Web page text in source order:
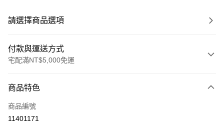
請選擇商品選項
付款與運送方式
宅配滿NT$5,000免運
信用卡一次付款
LINE Pay
商品特色
商品編號
11401171